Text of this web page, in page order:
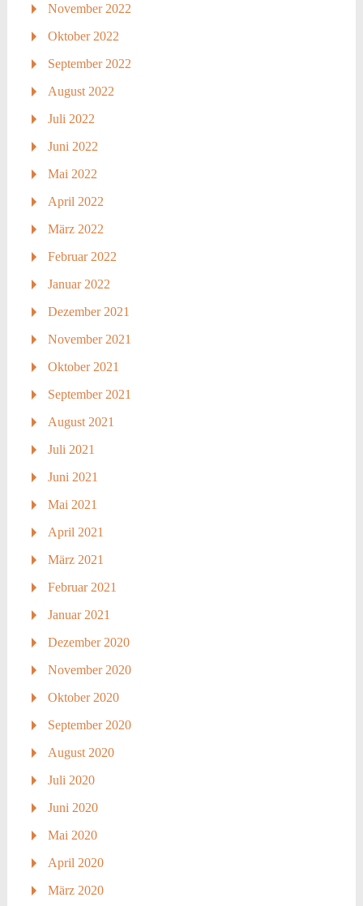
November 2022
Oktober 2022
September 2022
August 2022
Juli 2022
Juni 2022
Mai 2022
April 2022
März 2022
Februar 2022
Januar 2022
Dezember 2021
November 2021
Oktober 2021
September 2021
August 2021
Juli 2021
Juni 2021
Mai 2021
April 2021
März 2021
Februar 2021
Januar 2021
Dezember 2020
November 2020
Oktober 2020
September 2020
August 2020
Juli 2020
Juni 2020
Mai 2020
April 2020
März 2020